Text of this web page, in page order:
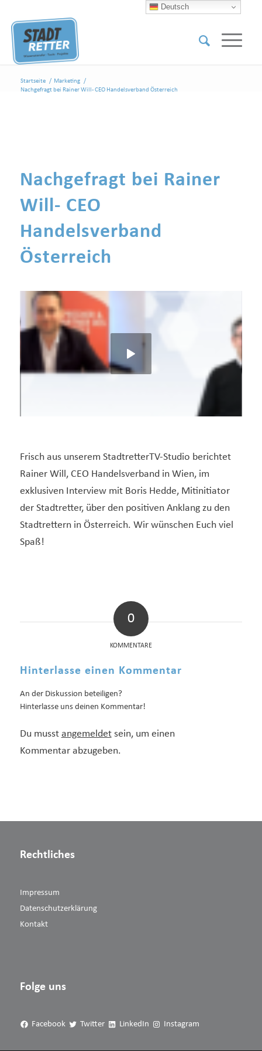
Startseite / Marketing /
Nachgefragt bei Rainer Will- CEO Handelsverband Österreich
Nachgefragt bei Rainer
Will- CEO
Handelsverband
Österreich
Frisch aus unserem StadtretterTV-Studio berichtet
Rainer Will, CEO Handelsverband in Wien, im
exklusiven Interview mit Boris Hedde, Mitinitiator
der Stadtretter, über den positiven Anklang zu den
Stadtrettern in Österreich. Wir wünschen Euch viel
Spaß!
0
KOMMENTARE
Hinterlasse einen Kommentar
An der Diskussion beteiligen?
Hinterlasse uns deinen Kommentar!
Du musst angemeldetsein, um einen
Kommentar abzugeben.
Rechtliches
Impressum
Datenschutzerklärung
Kontakt
Folge uns
Facebook Twitter LinkedIn Instagram
Deutsch